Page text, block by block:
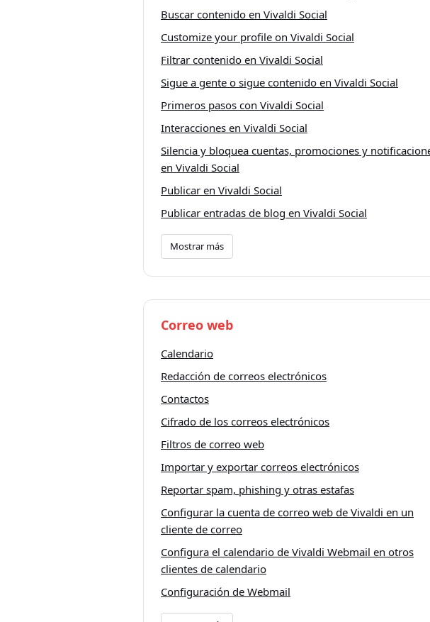
Buscar contenido en Vivaldi Social
Customize your profile on Vivaldi Social
Filtrar contenido en Vivaldi Social
Sigue a gente o sigue contenido en Vivaldi Social
Primeros pasos con Vivaldi Social
Interacciones en Vivaldi Social
Silencia y bloquea cuentas, promociones y
en Vivaldi Social
Publicar en Vivaldi Social
Publicar entradas de blog en Vivaldi Social
Mostrar más
Correo web
Calendario
Redacción de correos electrónicos
Contactos
Cifrado de los correos electrónicos
Filtros de correo web
Importar y exportar correos electrónicos
Reportar spam, phishing y otras estafas
Configurar la cuenta de correo web de Vivaldi en un
cliente de correo
Configura el calendario de Vivaldi Webmail en otros
clientes de calendario
Configuración de Webmail